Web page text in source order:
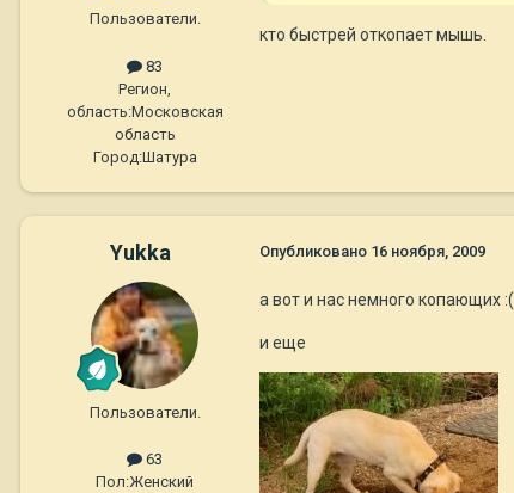
Пользователи.
83
Регион,
область:Московская
область
Город:Шатура
кто быстрей откопает мышь.
Yukka
Пользователи.
63
Пол:Женский
Опубликовано 16 ноября, 2009
а вот и нас немного копающих :(
и еще